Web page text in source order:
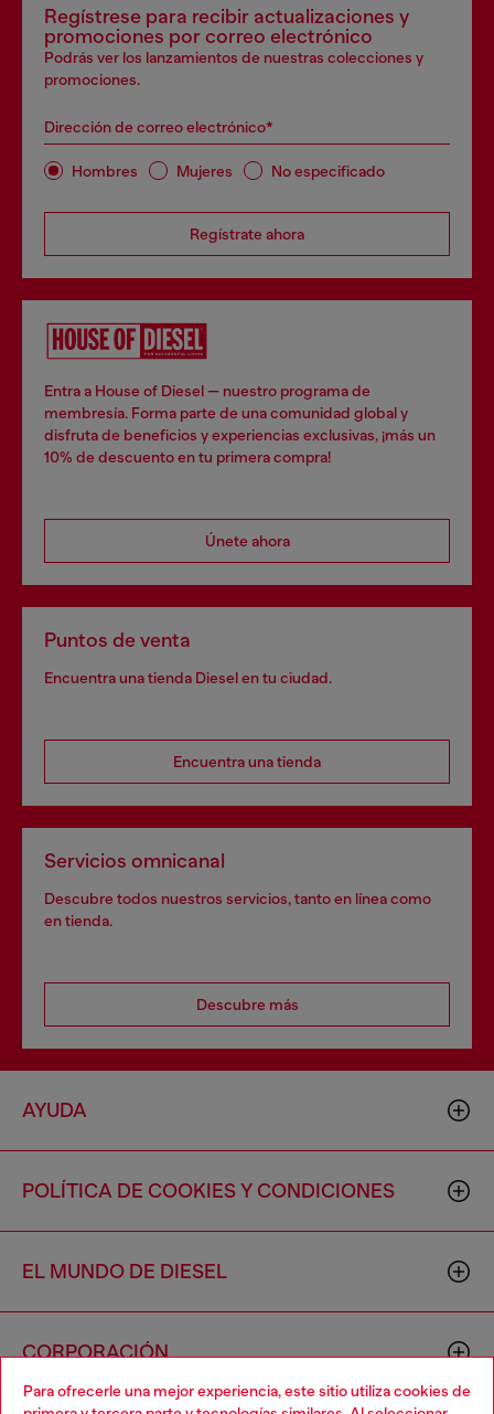
Para ofrecerle una mejor experiencia, este sitio utiliza cookies de
Regístrese para recibir actualizaciones y
promociones por correo electrónico
Podrás ver los lanzamientos de nuestras colecciones y
promociones.
Dirección de correo electrónico*
Hombres Mujeres No especificado
Regístrate ahora
Entra a House of Diesel — nuestro programa de
membresía. Forma parte de una comunidad global y
disfruta de beneficios y experiencias exclusivas, ¡más un
10% de descuento en tu primera compra!
Únete ahora
Puntos de venta
Encuentra una tienda Diesel en tu ciudad.
Encuentra una tienda
Servicios omnicanal
Descubre todos nuestros servicios, tanto en línea como
en tienda.
Descubre más
AYUDA
POLÍTICA DE COOKIES Y CONDICIONES
EL MUNDO DE DIESEL
CORPORACIÓN